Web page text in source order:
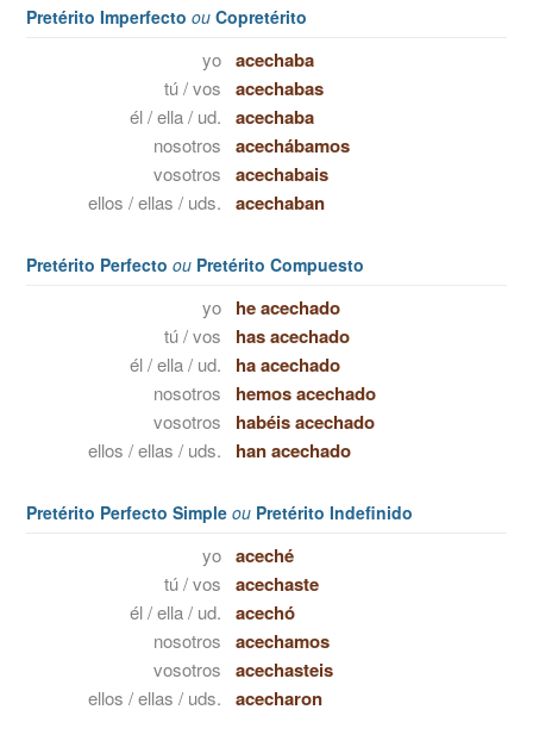
Pretérito Imperfecto ou Copretérito
yo acechaba
tú / vos acechabas
él / ella / ud. acechaba
nosotros acechábamos
vosotros acechabais
ellos / ellas / uds. acechaban
Pretérito Perfecto ou Pretérito Compuesto
yo he acechado
tú / vos has acechado
él / ella / ud. ha acechado
nosotros hemos acechado
vosotros habéis acechado
ellos / ellas / uds. han acechado
Pretérito Perfecto Simple ou Pretérito Indefinido
yo aceché
tú / vos acechaste
él / ella / ud. acechó
nosotros acechamos
vosotros acechasteis
ellos / ellas / uds. acecharon